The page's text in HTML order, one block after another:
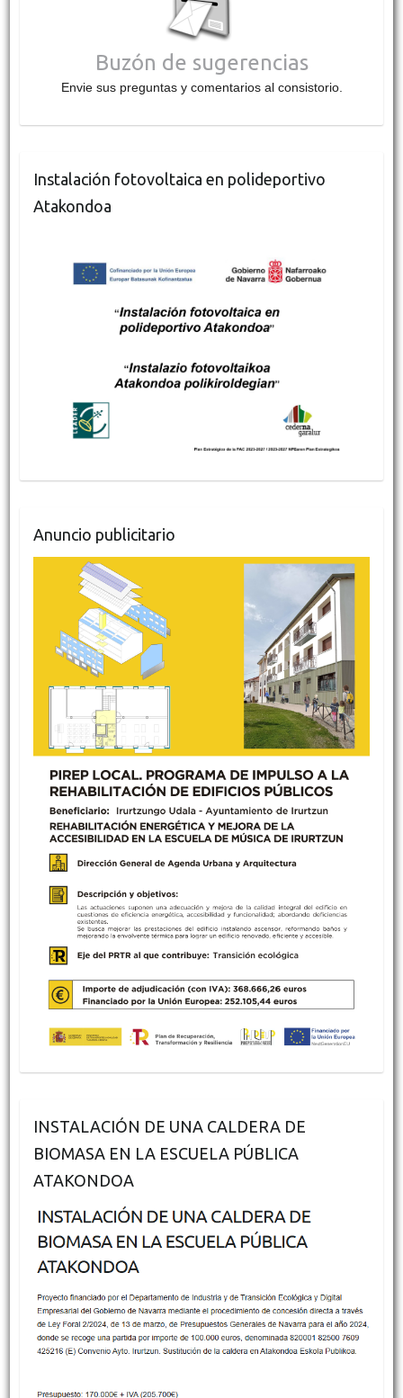
Buzón de sugerencias
Envie sus preguntas y comentarios al consistorio.
Instalación fotovoltaica en polideportivo
Atakondoa
Anuncio publicitario
INSTALACIÓN DE UNA CALDERA DE
BIOMASA EN LA ESCUELA PÚBLICA
ATAKONDOA